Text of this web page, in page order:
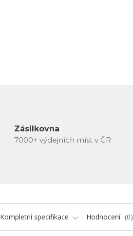
Zásilkovna
7000+ výdejních míst v ČR
Kompletní specifikace Hodnocení 0